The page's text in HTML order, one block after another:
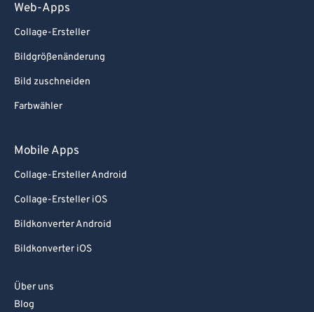
Web-Apps
Collage-Ersteller
Bildgrößenänderung
Bild zuschneiden
Farbwähler
Mobile Apps
Collage-Ersteller Android
Collage-Ersteller iOS
Bildkonverter Android
Bildkonverter iOS
Über uns
Blog